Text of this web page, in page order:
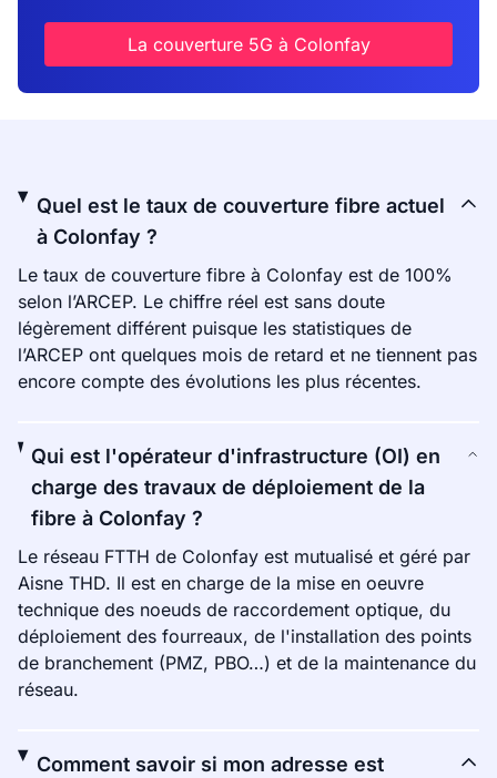
La couverture 5G à Colonfay
Quel est le taux de couverture fibre actuel
à Colonfay ?
Le taux de couverture fibre à Colonfay est de 100%
selon l’ARCEP. Le chiffre réel est sans doute
légèrement différent puisque les statistiques de
l’ARCEP ont quelques mois de retard et ne tiennent pas
encore compte des évolutions les plus récentes.
Qui est l'opérateur d'infrastructure (OI) en
charge des travaux de déploiement de la
fibre à Colonfay ?
Le réseau FTTH de Colonfay est mutualisé et géré par
Aisne THD. Il est en charge de la mise en oeuvre
technique des noeuds de raccordement optique, du
déploiement des fourreaux, de l'installation des points
de branchement (PMZ, PBO…) et de la maintenance du
réseau.
Comment savoir si mon adresse est